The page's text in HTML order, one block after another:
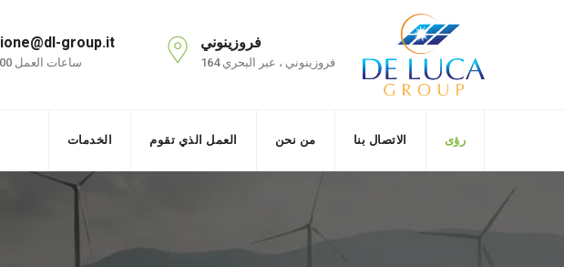
فروزينوني
فروزينوني ، عبر البحري 164
group.it
ساعات العمل 09:00 صباحا - 18:00
الخدمات العمل الذي تقوم من نحن الاتصال بنا رؤى